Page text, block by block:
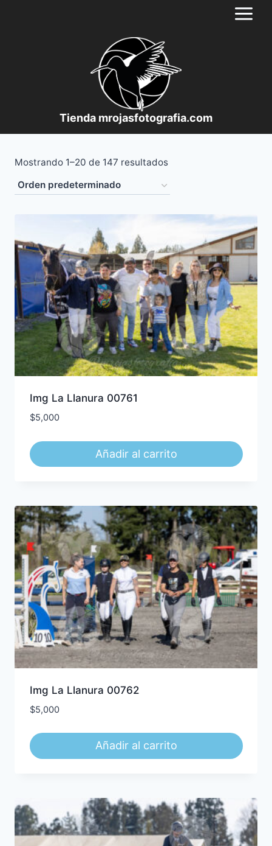
Tienda mrojasfotografia.com
Mostrando 1–20 de 147 resultados
Img La Llanura 00761
$5,000
Añadir al carrito
Img La Llanura 00762
$5,000
Añadir al carrito